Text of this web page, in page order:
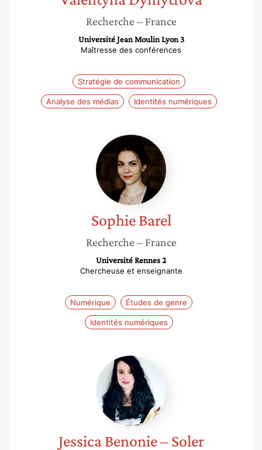
Recherche – France
Université Jean Moulin Lyon 3
Maîtresse des conférences
Stratégie de communication
Analyse des médias Identités numériques
Sophie
Barel
Sophie Barel
Recherche – France
Université Rennes 2
Chercheuse et enseignante
Numérique Études de genre
Identités numériques
Jessica
Benonie
–
Soler
Jessica Benonie – Soler